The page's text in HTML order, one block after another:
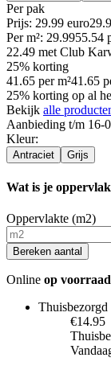
Per pak
Prijs: 29.99 euro29.
Per m²: 29.9955.54
22.49 met Club
25% korting
41.65 per m²41.65
25% korting op al
Bekijk alle
Aanbieding t/m 16-
Kleur:
Antraciet Grijs
Wat is je
Oppervlakte (m2)
Bereken aantal
Online op voorraad
Thuisbezorgd
€14.95